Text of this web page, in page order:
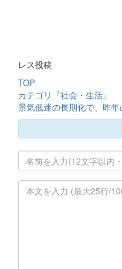
レス投稿
TOP
カテゴリ『社会・生活』
景気低迷の長期化で、昨